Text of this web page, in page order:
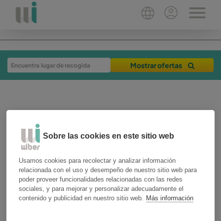
Mostrar ofertas
03-09-2019 3 min
experiencias de viaje mallorca
Sobre las cookies en este sitio web
Usamos cookies para recolectar y analizar información
relacionada con el uso y desempeño de nuestro sitio web para
poder proveer funcionalidades relacionadas con las redes
sociales, y para mejorar y personalizar adecuadamente el
contenido y publicidad en nuestro sitio web. Más información